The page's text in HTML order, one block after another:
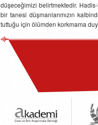
düşeceğimizi belirtmektedir.
bir tanesi düşmanlarımızın
tuttuğu için ölümden korkmama